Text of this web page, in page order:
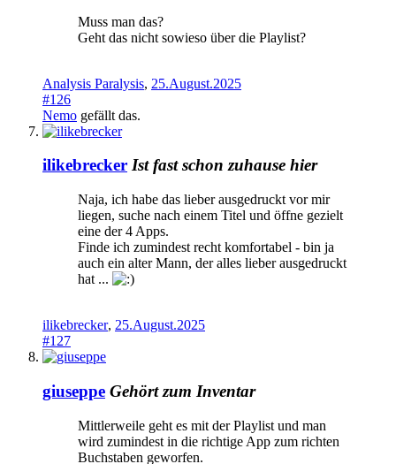
Muss man das?
Geht das nicht sowieso über die Playlist?
Analysis Paralysis, 25.August.2025
#126
Nemo gefällt das.
ilikebrecker Ist fast schon zuhause hier
Naja, ich habe das lieber ausgedruckt vor mir
liegen, suche nach einem Titel und öffne gezielt
eine der 4 Apps.
Finde ich zumindest recht komfortabel - bin ja
auch ein alter Mann, der alles lieber ausgedruckt
hat ...
ilikebrecker, 25.August.2025
#127
giuseppe Gehört zum Inventar
Mittlerweile geht es mit der Playlist und man
wird zumindest in die richtige App zum richten
Buchstaben geworfen.